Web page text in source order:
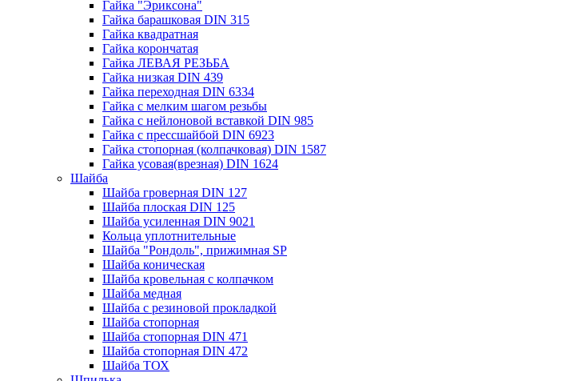
Гайка "Эриксона"
Гайка барашковая DIN 315
Гайка квадратная
Гайка корончатая
Гайка ЛЕВАЯ РЕЗЬБА
Гайка низкая DIN 439
Гайка переходная DIN 6334
Гайка с мелким шагом резьбы
Гайка с нейлоновой вставкой DIN 985
Гайка с прессшайбой DIN 6923
Гайка стопорная (колпачковая) DIN 1587
Гайка усовая(врезная) DIN 1624
Шайба
Шайба гроверная DIN 127
Шайба плоская DIN 125
Шайба усиленная DIN 9021
Кольца уплотнительные
Шайба "Рондоль", прижимная SP
Шайба коническая
Шайба кровельная с колпачком
Шайба медная
Шайба с резиновой прокладкой
Шайба стопорная
Шайба стопорная DIN 471
Шайба стопорная DIN 472
Шайба ТОХ